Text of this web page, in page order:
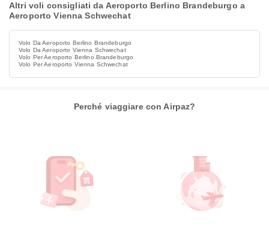
Altri voli consigliati da Aeroporto Berlino Brandeburgo a
Aeroporto Vienna Schwechat
Volo Da Aeroporto Berlino Brandeburgo
Volo Da Aeroporto Vienna Schwechat
Volo Per Aeroporto Berlino Brandeburgo
Volo Per Aeroporto Vienna Schwechat
Perché viaggiare con Airpaz?